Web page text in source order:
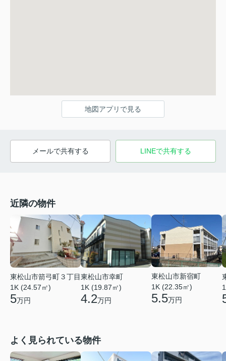
地図アプリで見る
メールで共有する LINEで共有する
近隣の物件
東松山市箭弓町３丁目
1K (24.57㎡)
5万円
東松山市幸町
1K (19.87㎡)
4.2万円
東松山市新宿町
1K (22.35㎡)
5.5万円
よく見られている物件